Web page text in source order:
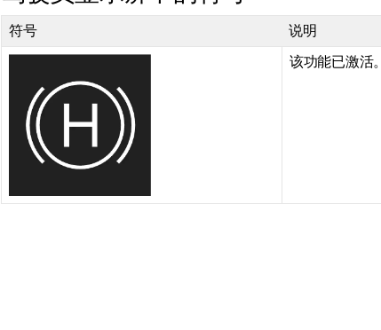
符号 说明
该功能已激活。